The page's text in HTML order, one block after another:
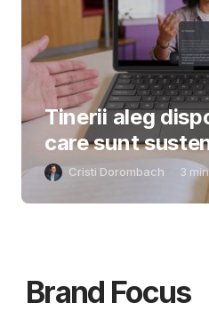
Tinerii aleg
care sunt
Cristi Dorombach 3 min
Brand Focus